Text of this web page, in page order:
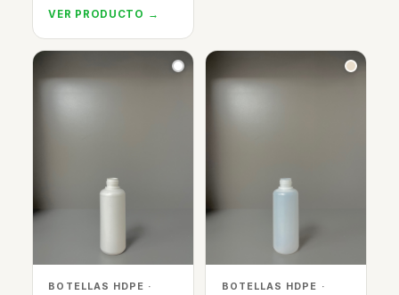
VER PRODUCTO →
BOTELLAS HDPE ·
BOTELLAS HDPE ·